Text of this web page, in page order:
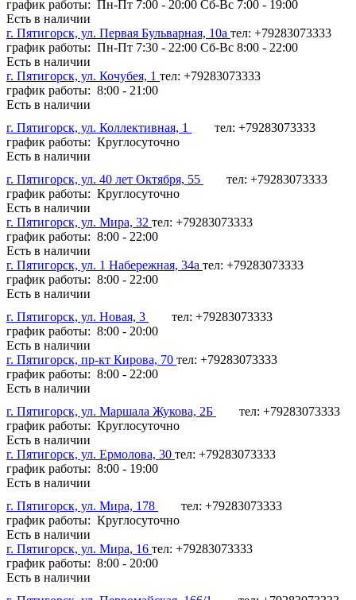
график работы: Пн-Пт 7:00 - 20:00 Сб-Вс 7:00 - 19:00
Есть в наличии
г. Пятигорск, ул. Первая Бульварная, 10а тел: +79283073333
график работы: Пн-Пт 7:30 - 22:00 Сб-Вс 8:00 - 22:00
Есть в наличии
г. Пятигорск, ул. Кочубея, 1 тел: +79283073333
график работы: 8:00 - 21:00
Есть в наличии
г. Пятигорск, ул. Коллективная, 1
тел: +79283073333
график работы: Круглосуточно
Есть в наличии
г. Пятигорск, ул. 40 лет Октября, 55
тел: +79283073333
график работы: Круглосуточно
Есть в наличии
г. Пятигорск, ул. Мира, 32 тел: +79283073333
график работы: 8:00 - 22:00
Есть в наличии
г. Пятигорск, ул. 1 Набережная, 34а тел: +79283073333
график работы: 8:00 - 22:00
Есть в наличии
г. Пятигорск, ул. Новая, 3
тел: +79283073333
график работы: 8:00 - 20:00
Есть в наличии
г. Пятигорск, пр-кт Кирова, 70 тел: +79283073333
график работы: 8:00 - 22:00
Есть в наличии
г. Пятигорск, ул. Маршала Жукова, 2Б
тел: +79283073333
график работы: Круглосуточно
Есть в наличии
г. Пятигорск, ул. Ермолова, 30 тел: +79283073333
график работы: 8:00 - 19:00
Есть в наличии
г. Пятигорск, ул. Мира, 178
тел: +79283073333
график работы: Круглосуточно
Есть в наличии
г. Пятигорск, ул. Мира, 16 тел: +79283073333
график работы: 8:00 - 20:00
Есть в наличии